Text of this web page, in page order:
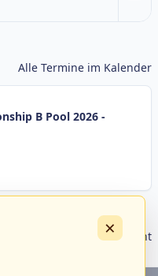
Alle Termine im Kalender
B Pool 2026 -
Livestream Übersicht
×